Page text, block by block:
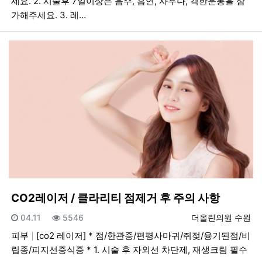
가해주세요. 3. 레…
CO2레이저 / 클라리티 점제거 후 주의 사항
등록자
더올린의원 수원
등록일
04.11 조회
5546
피부
[co2 레이저] * 점/한관종/편평사마귀/쥐젖/융기된점/비
립종/피지선증식증 * 1. 시술 후 자외선 차단제, 재생크림 필수